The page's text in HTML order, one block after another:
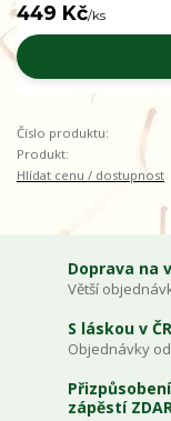
449 Kč/ks
Číslo produktu:
Produkt:
Hlídat cenu / dostupnost
Doprava na
Větší
S láskou v
Objednávky
zápěstí